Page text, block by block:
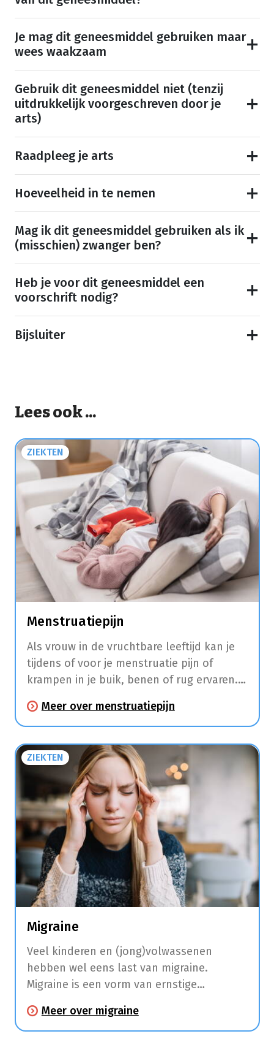
Je mag dit geneesmiddel gebruiken maar
wees waakzaam
Gebruik dit geneesmiddel niet (tenzij
uitdrukkelijk voorgeschreven door je
arts)
Raadpleeg je arts
Hoeveelheid in te nemen
Mag ik dit geneesmiddel gebruiken als ik
(misschien) zwanger ben?
Heb je voor dit geneesmiddel een
voorschrift nodig?
Bijsluiter
Lees ook ...
ZIEKTEN
Menstruatiepijn
Als vrouw in de vruchtbare leeftijd kan je
tijdens of voor je menstruatie pijn of
krampen in je buik, benen of rug ervaren.
periode ook last van hoofdpijn, moeheid,
moodswings, pijnlijke borsten, een
opgeblazen gevoel, misselijkheid, diarree
en duizeligheid.
Meer over menstruatiepijn
ZIEKTEN
Migraine
Veel kinderen en (jong)volwassenen
hebben wel eens last van migraine.
Migraine is een vorm van ernstige
een halve dag tot 3 dagen kunnen duren.
Enkele uren tot dagen voordat je hoofdpijn
Meer over migraine